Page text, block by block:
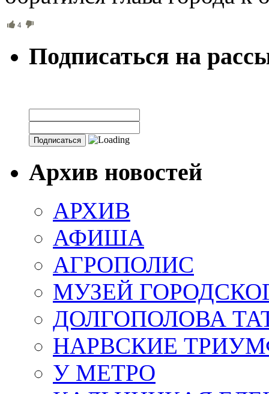
4
Подписаться на
Архив новостей
АРХИВ
АФИША
АГРОПОЛИС
МУЗЕЙ
ДОЛГОПОЛОВА
НАРВСКИЕ
У МЕТРО